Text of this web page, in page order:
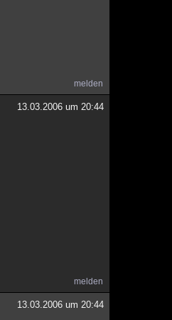
melden
13.03.2006 um 20:44
melden
13.03.2006 um 20:44